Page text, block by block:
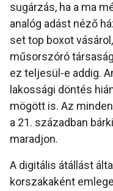
sugárzás, ha a ma
analóg adást néző
set top boxot
műsorszóró
ez teljesül-e addig.
lakossági döntés
mögött is. Az
a 21. században
maradjon.
A digitális átállást
korszakaként